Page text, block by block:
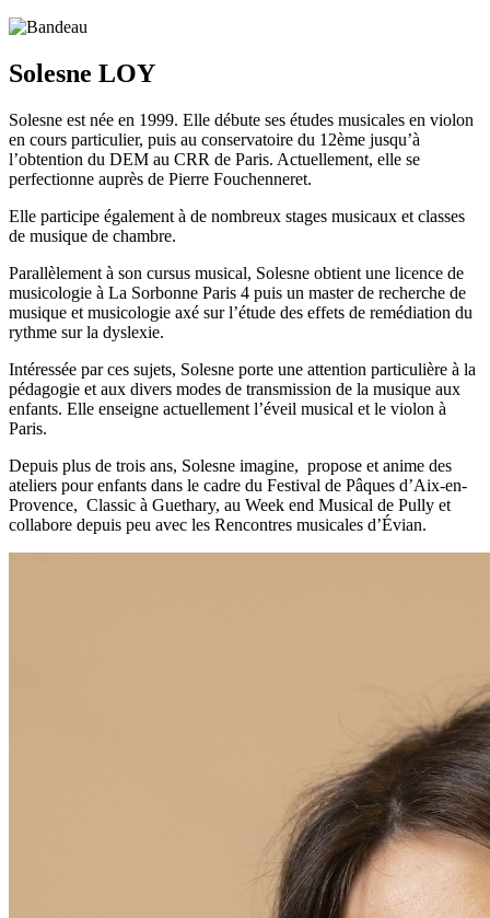
Solesne LOY
Solesne est née en 1999. Elle débute ses études musicales en violon
en cours particulier, puis au conservatoire du 12ème jusqu’à
l’obtention du DEM au CRR de Paris. Actuellement, elle se
perfectionne auprès de Pierre Fouchenneret.
Elle participe également à de nombreux stages musicaux et classes
de musique de chambre.
Parallèlement à son cursus musical, Solesne obtient une licence de
musicologie à La Sorbonne Paris 4 puis un master de recherche de
musique et musicologie axé sur l’étude des effets de remédiation du
rythme sur la dyslexie.
Intéressée par ces sujets, Solesne porte une attention particulière à la
pédagogie et aux divers modes de transmission de la musique aux
enfants. Elle enseigne actuellement l’éveil musical et le violon à
Paris.
Depuis plus de trois ans, Solesne imagine, propose et anime des
ateliers pour enfants dans le cadre du Festival de Pâques d’Aix-en-
Provence, Classic à Guethary, au Week end Musical de Pully et
collabore depuis peu avec les Rencontres musicales d’Évian.